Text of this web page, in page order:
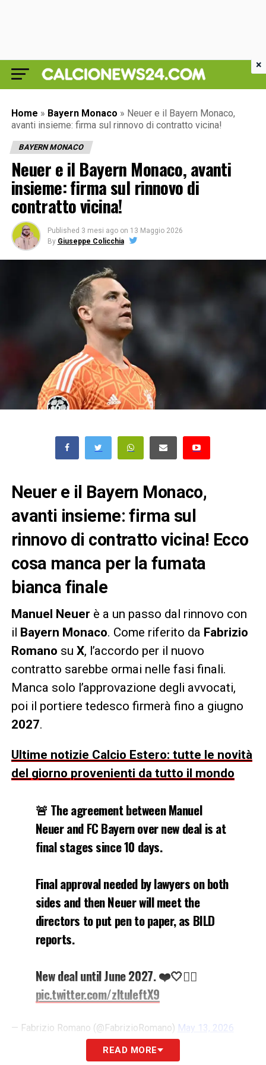
Home » Bayern Monaco » Neuer e il Bayern Monaco,
avanti insieme: firma sul rinnovo di contratto vicina!
BAYERN MONACO
Neuer e il Bayern Monaco, avanti
insieme: firma sul rinnovo di
contratto vicina!
Published 3 mesi ago on 13 Maggio 2026
By Giuseppe Colicchia
Neuer e il Bayern Monaco,
avanti insieme: firma sul
rinnovo di contratto vicina! Ecco
cosa manca per la fumata
bianca finale
Manuel Neuer è a un passo dal rinnovo con
il Bayern Monaco. Come riferito da Fabrizio
Romano su X, l’accordo per il nuovo
contratto sarebbe ormai nelle fasi finali.
Manca solo l’approvazione degli avvocati,
poi il portiere tedesco firmerà fino a giugno
2027.
Ultime notizie Calcio Estero: tutte le novità
del giorno provenienti da tutto il mondo
🚨 The agreement between Manuel
Neuer and FC Bayern over new deal is at
final stages since 10 days.
Final approval needed by lawyers on both
sides and then Neuer will meet the
directors to put pen to paper, as BILD
reports.
New deal until June 2027. ❤️🤍✍🏼
pic.twitter.com/zltuleftX9
— Fabrizio Romano (@FabrizioRomano) May 13, 2026
🚨 L’accordo tra Manuel Neuer e
READ MORE
×